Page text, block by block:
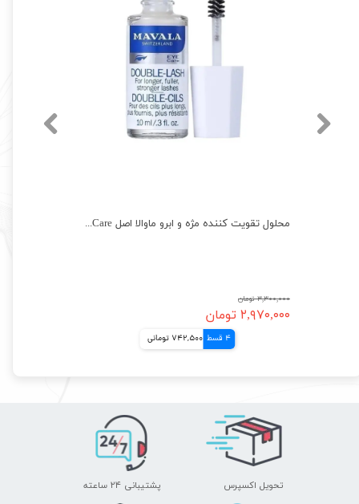
محلول تقویت کننده مژه و ابرو ماوالا اصل Mavala Double-Lash Eye Care
۳,۳۰۰,۰۰۰ تومان
۲,۹۷۰,۰۰۰ تومان
4 قسط 742,500 تومانی
تحویل اکسپرس پشتیبانی ۲۴ ساعته